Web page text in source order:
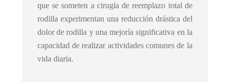
que se someten a cirugía de reemplazo total de
rodilla experimentan una reducción drástica del
dolor de rodilla y una mejoría significativa en la
capacidad de realizar actividades comunes de la
vida diaria.